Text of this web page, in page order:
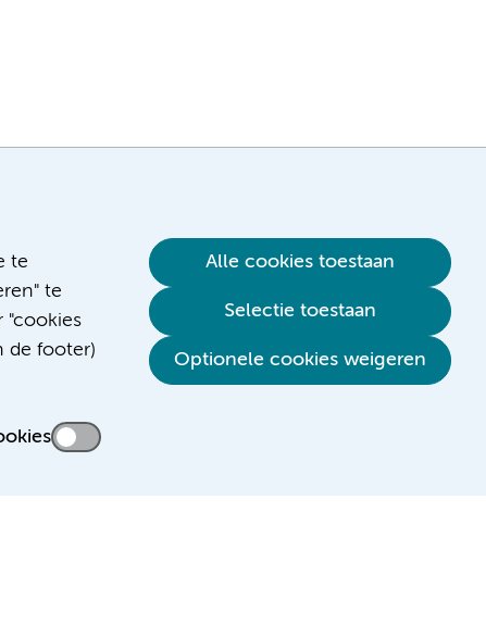
te
te
"cookies
de footer)
Alle cookies toestaan
Selectie toestaan
Optionele cookies weigeren
Verwijzen & diagnostiek